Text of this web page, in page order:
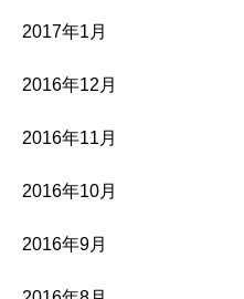
2017年1月
2016年12月
2016年11月
2016年10月
2016年9月